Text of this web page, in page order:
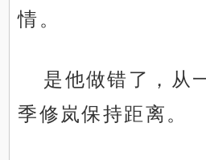
情。
是他做错了，从
季修岚保持距离。